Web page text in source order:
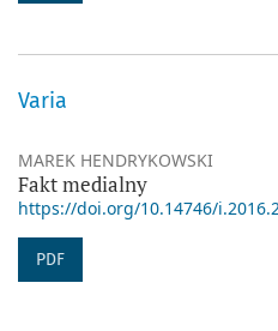
Varia
MAREK HENDRYKOWSKI
Fakt medialny
https://doi.org/10.14746/
PDF